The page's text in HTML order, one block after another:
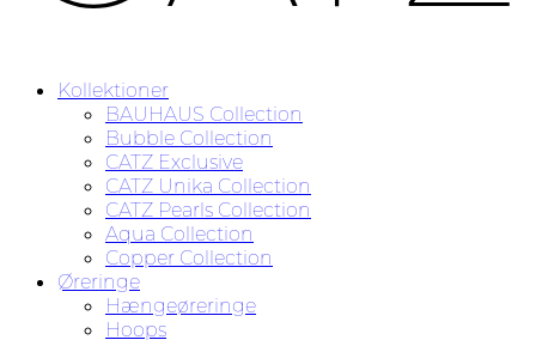
Kollektioner
BAUHAUS Collection
Bubble Collection
CATZ Exclusive
CATZ Unika Collection
CATZ Pearls Collection
Aqua Collection
Copper Collection
Øreringe
Hængeøreringe
Hoops